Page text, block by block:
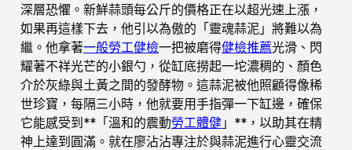
深層恐懼。新鮮蒜頭每公斤的價格正在以超光速上漲，
如果再這樣下去，他引以為傲的「靈魂蒜泥」將難以為
繼。他拿著一般勞工健檢一把被磨得健檢推薦光滑、閃
耀著不祥光芒的小銀勺，從缸底撈起一坨濃稠的、顏色
介於灰綠與土黃之間的發酵物。這蒜泥被他照顧得像稀
世珍寶，每隔三小時，他就要用手指彈一下缸邊，確保
它能感受到**「溫和的震動勞工體健 」**，以助其在精
神上達到圓滿。就在廖沾沾專注於與蒜泥進行心靈交流